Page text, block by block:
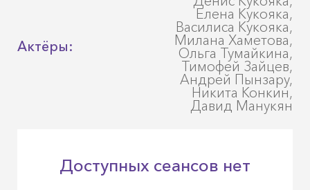
Актёры:
Елена Кукояка,
Василиса Кукояка,
Милана Хаметова,
Ольга Тумайкина,
Тимофей Зайцев,
Андрей Пынзару,
Никита Конкин,
Давид Манукян
Доступных сеансов нет